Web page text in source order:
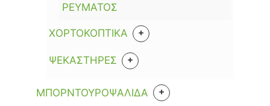
ΡΕΥΜΑΤΟΣ
ΧΟΡΤΟΚΟΠΤΙΚΑ +
ΑΝΑΛΩΣΙΜΑ +
ΚΕΦΑΛΕΣ/ΔΙΣΚΟΙ
ΨΕΚΑΣΤΗΡΕΣ +
ΑΥΛΟΙ ΓΙΑ ΨΕΚΑΣΤΙΚΑ
ΜΠΟΡΝΤΟΥΡΟΨΑΛΙΔΑ +